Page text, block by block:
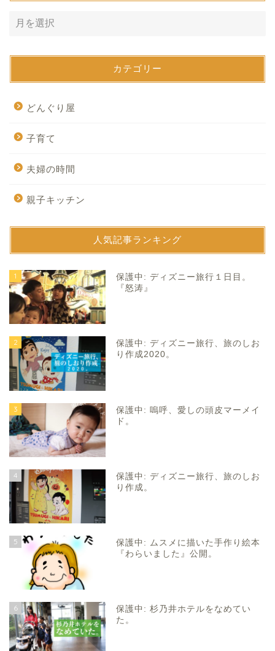
カテゴリー
どんぐり屋
子育て
夫婦の時間
親子キッチン
人気記事ランキング
1
保護中: ディズニー旅行１日目。
『怒涛』
2
保護中: ディズニー旅行、旅のしお
り作成2020。
3
保護中: 嗚呼、愛しの頭皮マーメイ
ド。
4
保護中: ディズニー旅行、旅のしお
り作成。
5
保護中: ムスメに描いた手作り絵本
『わらいました』公開。
6
保護中: 杉乃井ホテルをなめてい
た。